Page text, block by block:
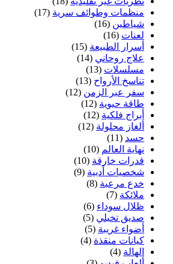
منظمات وطوائف سرية (17)
شياطين (16)
لعنات (16)
أسرار الطبيعة (15)
علاج روحاني (14)
مسلسلات (13)
تناسخ الأرواح (13)
سفر عبر الزمن (12)
طاقة حيوية (12)
أبراج فلكية (12)
ألغاز محلولة (12)
حسد (11)
نهاية العالم (10)
قدرات خارقة (10)
شخصيات أدبية (9)
خدع مرعبة (8)
ملائكة (7)
ظلال سوداء (6)
صديق تخيلي (5)
أضواء غريبة (5)
كيانات منقذة (4)
الهالة (4)